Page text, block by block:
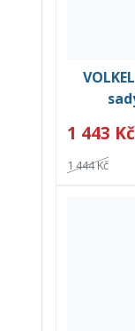
1 443 Kč
1 444 Kč